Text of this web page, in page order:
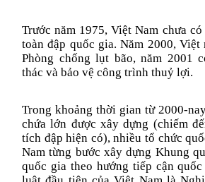
Trước năm 1975, Việt Nam chưa
toàn đập quốc gia. Năm 2000, Việt
Phòng chống lụt bão, năm 2001
thác và bảo vệ công trình thuỷ lợi.
Trong khoảng thời gian từ 2000-
chứa lớn được xây dựng (chiếm
tích đập hiện có), nhiều tổ chức
Nam từng bước xây dựng Khung
quốc gia theo hướng tiếp cận